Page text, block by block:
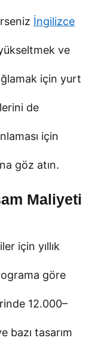
İngilizce
ve
için yurt
de
için
göz atın.
Maliyeti
için yıllık
göre
12.000–
bazı tasarım